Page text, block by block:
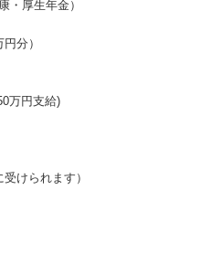
・厚生年金）
分）
万円支給)
けられます）